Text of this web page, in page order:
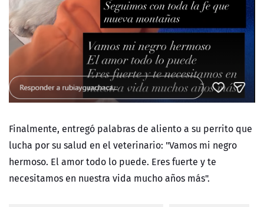
Finalmente, entregó palabras de aliento a su perrito que
lucha por su salud en el veterinario: "Vamos mi negro
hermoso. El amor todo lo puede. Eres fuerte y te
necesitamos en nuestra vida mucho años más".